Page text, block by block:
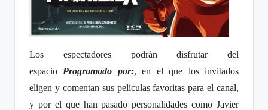
Los espectadores podrán disfrutar del
espacio Programado por:, en el que los invitados
eligen y comentan sus películas favoritas para el canal,
y por el que han pasado personalidades como Javier